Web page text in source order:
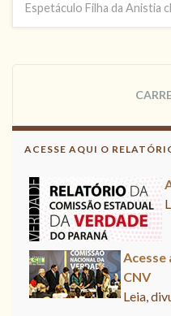
Espetáculo Filha da Anistia
ACESSE AQUI O
Acesse
CNV
Leia,